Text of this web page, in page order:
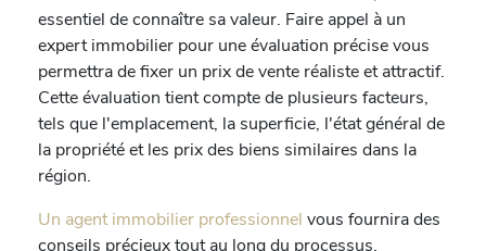
essentiel de connaître sa valeur. Faire appel à un
expert immobilier pour une évaluation précise vous
permettra de fixer un prix de vente réaliste et attractif.
Cette évaluation tient compte de plusieurs facteurs,
tels que l'emplacement, la superficie, l'état général de
la propriété et les prix des biens similaires dans la
région.
Un agent immobilier professionnel vous fournira des
conseils précieux tout au long du processus.